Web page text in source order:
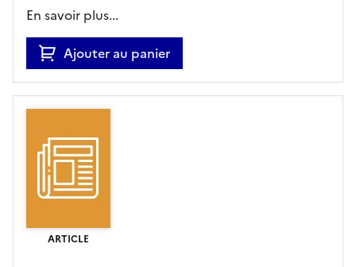
En savoir plus...
Ajouter au panier
ARTICLE